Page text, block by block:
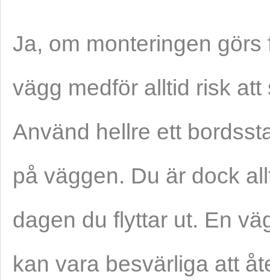
Ja, om monteringen
vägg medför alltid risk
Använd hellre ett
på väggen. Du är dock
dagen du flyttar ut. En
kan vara besvärliga att